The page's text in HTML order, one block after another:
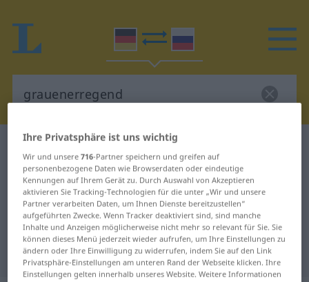
Deutsch-Russisch Wörterbuch
Deutsch-Russisch Übersetzung für
"grauenerregend"
"grauenerregend" Russisch
Übersetzung
Ihre Privatsphäre ist uns wichtig
Wir und unsere716-Partner speichern und greifen auf
personenbezogene Daten wie Browserdaten oder eindeutige
Kennungen auf Ihrem Gerät zu. Durch Auswahl von Akzeptieren
aktivieren Sie Tracking-Technologien für die unter „Wir und unsere
Partner verarbeiten Daten, um Ihnen Dienste bereitzustellen“
aufgeführten Zwecke. Wenn Tracker deaktiviert sind, sind manche
Inhalte und Anzeigen möglicherweise nicht mehr so relevant für Sie. Sie
können dieses Menü jederzeit wieder aufrufen, um Ihre Einstellungen zu
ändern oder Ihre Einwilligung zu widerrufen, indem Sie auf den Link
Privatsphäre-Einstellungen am unteren Rand der Webseite klicken. Ihre
Einstellungen gelten innerhalb unseres Website. Weitere Informationen